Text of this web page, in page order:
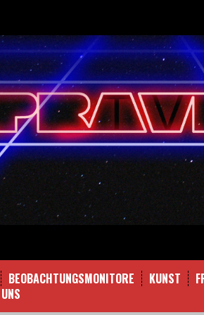
BEOBACHTUNGSMONITORE KUNST